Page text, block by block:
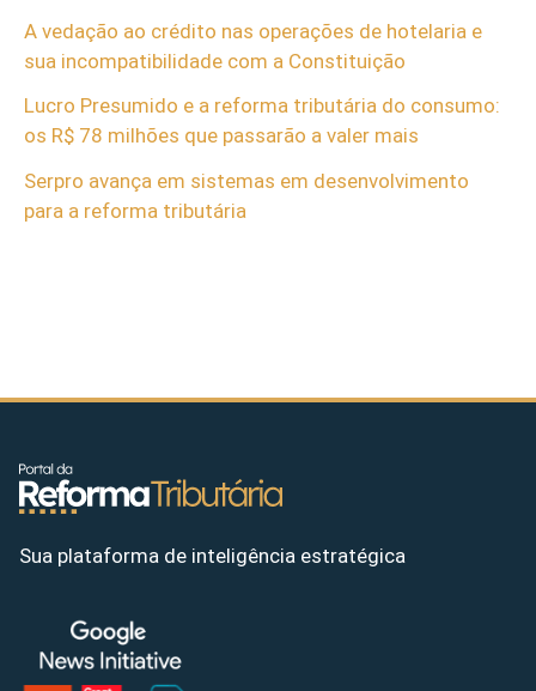
A vedação ao crédito nas operações de hotelaria e
sua incompatibilidade com a Constituição
Lucro Presumido e a reforma tributária do consumo:
os R$ 78 milhões que passarão a valer mais
Serpro avança em sistemas em desenvolvimento
para a reforma tributária
Sua plataforma de inteligência estratégica